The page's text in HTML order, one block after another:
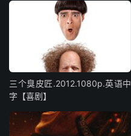
三个臭皮匠.2012.1080p.英语中
字【喜剧】